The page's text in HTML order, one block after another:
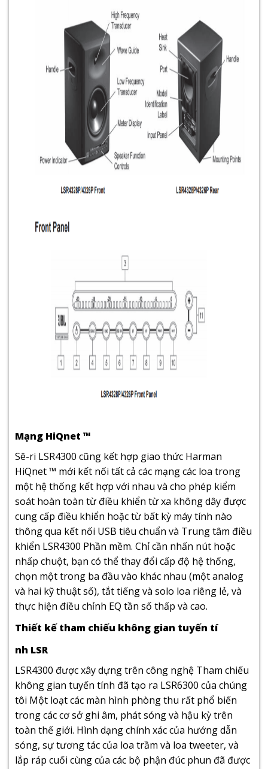
Mạng HiQnet ™
Sê-ri LSR4300 cũng kết hợp giao thức Harman
HiQnet ™ mới kết nối tất cả các mạng các loa trong
một hệ thống kết hợp với nhau và cho phép kiểm
soát hoàn toàn từ điều khiển từ xa không dây được
cung cấp điều khiển hoặc từ bất kỳ máy tính nào
thông qua kết nối USB tiêu chuẩn và Trung tâm điều
khiển LSR4300 Phần mềm. Chỉ cần nhấn nút hoặc
nhấp chuột, bạn có thể thay đổi cấp độ hệ thống,
chọn một trong ba đầu vào khác nhau (một analog
và hai kỹ thuật số), tắt tiếng và solo loa riêng lẻ, và
thực hiện điều chỉnh EQ tần số thấp và cao.
Thiết kế tham chiếu không gian tuyến tí
nh LSR
LSR4300 được xây dựng trên công nghệ Tham chiếu
không gian tuyến tính đã tạo ra LSR6300 của chúng
tôi Một loạt các màn hình phòng thu rất phổ biến
trong các cơ sở ghi âm, phát sóng và hậu kỳ trên
toàn thế giới. Hình dạng chính xác của hướng dẫn
sóng, sự tương tác của loa trầm và loa tweeter, và
lắp ráp cuối cùng của các bộ phận đúc phun đã được